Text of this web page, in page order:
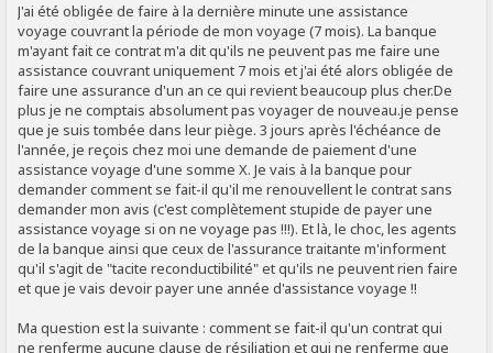
J'ai été obligée de faire à la dernière minute une assistance
voyage couvrant la période de mon voyage (7 mois). La banque
m'ayant fait ce contrat m'a dit qu'ils ne peuvent pas me faire une
assistance couvrant uniquement 7 mois et j'ai été alors obligée de
faire une assurance d'un an ce qui revient beaucoup plus cher.De
plus je ne comptais absolument pas voyager de nouveau.je pense
que je suis tombée dans leur piège. 3 jours après l'échéance de
l'année, je reçois chez moi une demande de paiement d'une
assistance voyage d'une somme X. Je vais à la banque pour
demander comment se fait-il qu'il me renouvellent le contrat sans
demander mon avis (c'est complètement stupide de payer une
assistance voyage si on ne voyage pas !!!). Et là, le choc, les agents
de la banque ainsi que ceux de l'assurance traitante m'informent
qu'il s'agit de "tacite reconductibilité" et qu'ils ne peuvent rien faire
et que je vais devoir payer une année d'assistance voyage !!
Ma question est la suivante : comment se fait-il qu'un contrat qui
ne renferme aucune clause de résiliation et qui ne renferme que